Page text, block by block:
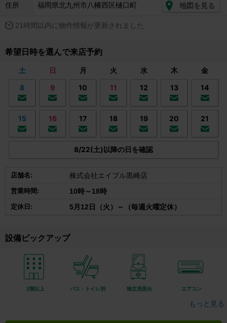
住所 福岡県北九州市八幡西区樋口町 地図を見る
21時間以内に物件情報が更新されました
希望日時を選んで来店予約
土 日 月 火 水 木
金
8
9 10 11 12 13 14
15 16 17 18 19 20 21
8/22(土)以降の日を確認
店舗名: 株式会社エイブル黒崎店
営業時間: 10時～18時
定休日: 5月12日（火）～（毎週火曜定休）
設備ピックアップ
2階以上 バス・トイレ別 独立洗面台 エアコン
もっと見る